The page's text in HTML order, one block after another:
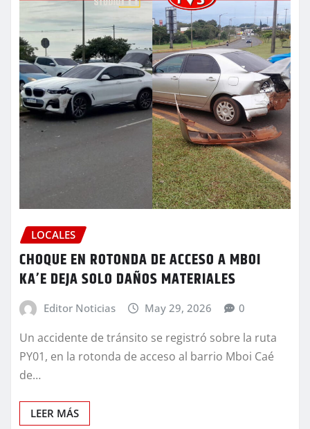
LOCALES
CHOQUE EN ROTONDA DE ACCESO A MBOI
KA’E DEJA SOLO DAÑOS MATERIALES
Editor Noticias May 29, 2026 0
Un accidente de tránsito se registró sobre la ruta
PY01, en la rotonda de acceso al barrio Mboi Caé
de…
LEER MÁS